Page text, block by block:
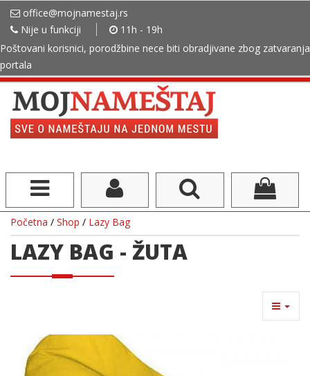
office@mojnamestaj.rs
Nije u funkciji
11h - 19h
Poštovani korisnici, porodžbine nece biti obradjivane zbog zatvaranja
portala
Početna / Shop / Lazy Bag
LAZY BAG - ŽUTA